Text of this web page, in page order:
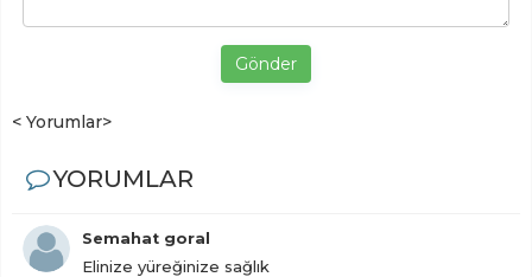
Gönder
< Yorumlar>
YORUMLAR
Semahat goral
Elinize yüreğinize sağlık